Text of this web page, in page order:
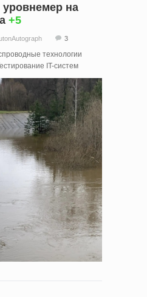
на
+5
3
технологии
IT-систем